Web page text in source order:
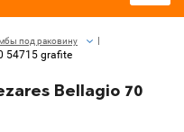
под раковину
54715 grafite
Bellagio 70